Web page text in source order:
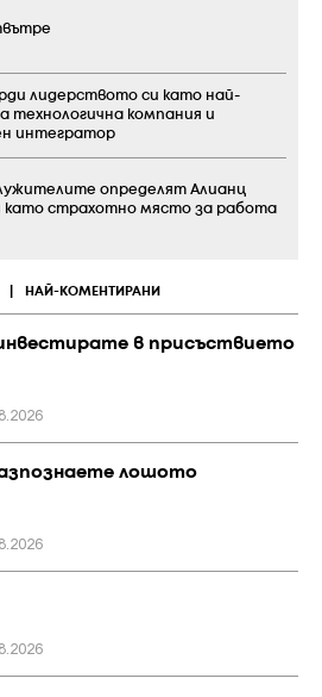
НАЙ-КОМЕНТИРАНИ
в присъствието
лошото
лидерството си като най-
технологична компания и
интегратор
определят Алианц
като страхотно място за работа